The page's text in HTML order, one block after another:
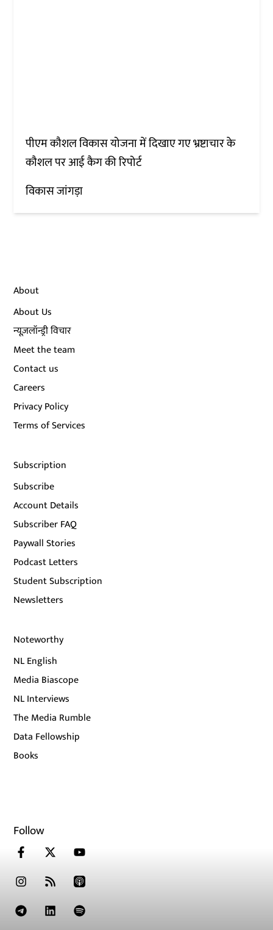
पीएम कौशल विकास योजना में दिखाए गए भ्रष्टाचार के
कौशल पर आई कैग की रिपोर्ट
विकास जांगड़ा
About
About Us
न्यूज़लॉन्ड्री विचार
Meet the team
Contact us
Careers
Privacy Policy
Terms of Services
Subscription
Subscribe
Account Details
Subscriber FAQ
Paywall Stories
Podcast Letters
Student Subscription
Newsletters
Noteworthy
NL English
Media Biascope
NL Interviews
The Media Rumble
Data Fellowship
Books
Follow